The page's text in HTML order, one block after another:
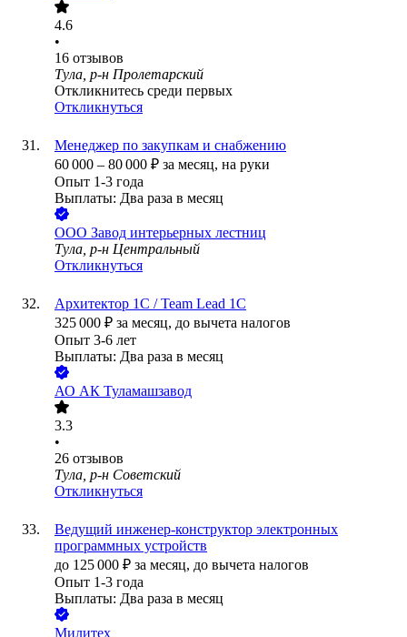
4.6
•
16 отзывов
Тула, р-н Пролетарский
Откликнитесь среди первых
Откликнуться
Менеджер по закупкам и снабжению
60 000 – 80 000 ₽ за месяц, на руки
Опыт 1-3 года
Выплаты: Два раза в месяц
ООО Завод интерьерных лестниц
Тула, р-н Центральный
Откликнуться
Архитектор 1С / Team Lead 1С
325 000 ₽ за месяц, до вычета налогов
Опыт 3-6 лет
Выплаты: Два раза в месяц
АО АК Туламашзавод
3.3
•
26 отзывов
Тула, р-н Советский
Откликнуться
Ведущий инженер-конструктор электронных
программных устройств
до 125 000 ₽ за месяц, до вычета налогов
Опыт 1-3 года
Выплаты: Два раза в месяц
Милитех